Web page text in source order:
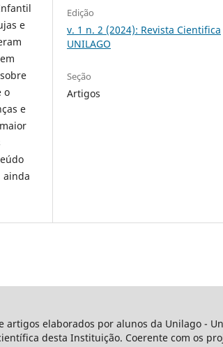
e
o
e
ainda
Edição
v. 1 n. 2 (2024): Revista Cientifica
UNILAGO
Seção
Artigos
elaborados por alunos da Unilago -
desta Instituição. Coerente com os